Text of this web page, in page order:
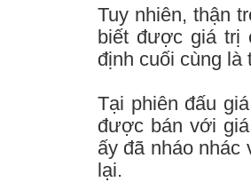
Tuy nhiên, thận
biết được giá trị
định cuối cùng là
Tại phiên đấu
được bán với
ấy đã nháo nhác
lại.